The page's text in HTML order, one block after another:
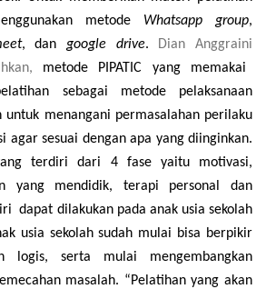
metode Whatsapp group,
, dangoogle drive.
Dian Anggraini
metode PIPATIC yang memakai
sebagai metode pelaksanaan
untuk menangani permasalahan perilaku
agar sesuai dengan apa yang diinginkan.
yang terdiri dari 4 fase yaitu motivasi,
yang mendidik, terapi personal dan
dapat dilakukan pada anak usia sekolah
usia sekolah sudah mulai bisa berpikir
logis, serta mulai mengembangkan
masalah. “Pelatihan yang akan